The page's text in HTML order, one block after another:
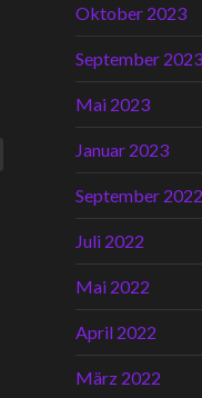
Oktober 2023
September 2023
Mai 2023
Januar 2023
September 2022
Juli 2022
Mai 2022
April 2022
März 2022